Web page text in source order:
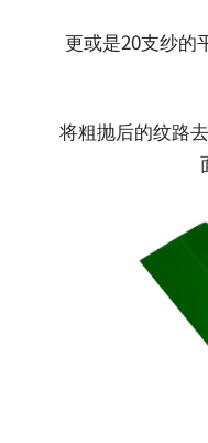
更或是20支纱的
将粗抛后的纹路